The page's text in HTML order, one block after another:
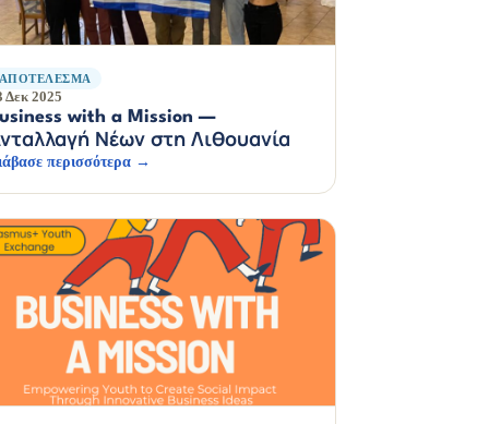
ΑΠΟΤΈΛΕΣΜΑ
Δεκ 2025
with a Mission —
Νέων στη Λιθουανία
περισσότερα →